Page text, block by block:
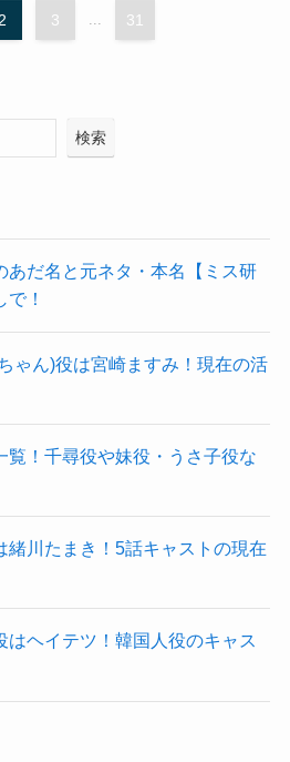
3 ... 31
検索
あだ名と元ネタ・本名【ミス研
！
ゃん)役は宮崎ますみ！現在の活
覧！千尋役や妹役・うさ子役な
緒川たまき！5話キャストの現在
はヘイテツ！韓国人役のキャス